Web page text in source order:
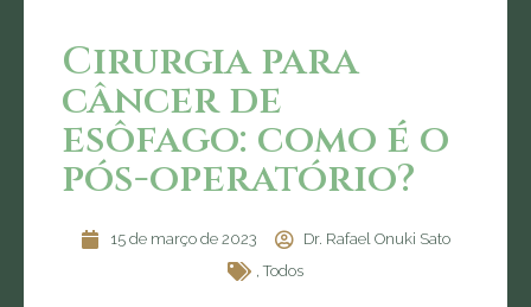
Cirurgia para
câncer de
esôfago: como é o
pós-operatório?
15 de março de 2023
Dr. Rafael Onuki Sato
, Todos